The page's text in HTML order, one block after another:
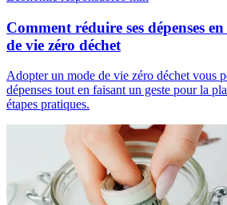
Comment réduire ses dépenses
de vie zéro déchet
Adopter un mode de vie zéro déchet vous
dépenses tout en faisant un geste pour la
étapes pratiques.